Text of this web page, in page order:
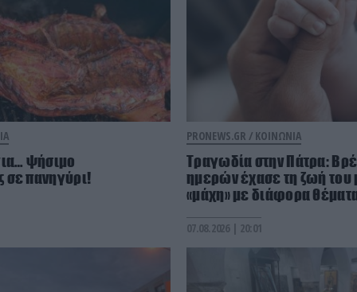
ψήσιμο
σε πανηγύρι!
PRONEWS.GR / ΚΟΙΝΩΝΙΑ
Τραγωδία στην Πάτρα:
ημερών έχασε τη ζωή του
«μάχη» με διάφορα
07.08.2026 | 20:01